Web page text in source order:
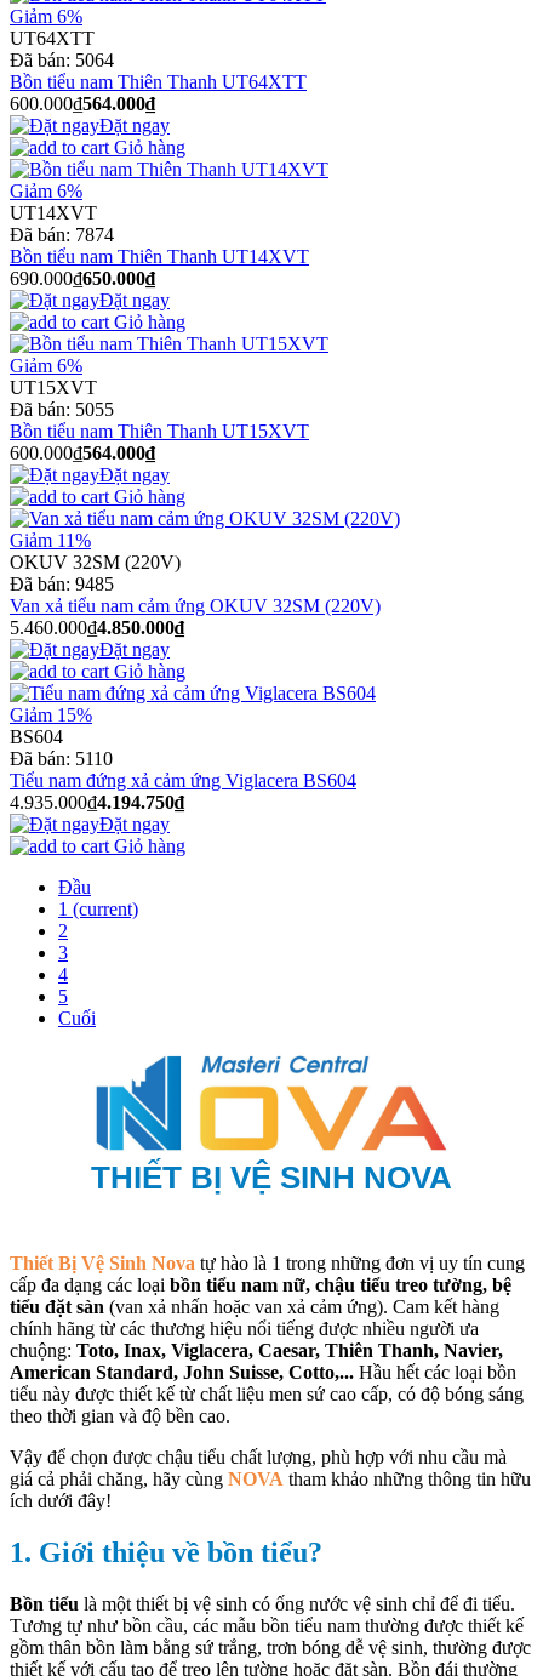
Giảm 6%
UT64XTT
Đã bán: 5064
Bồn tiểu nam Thiên Thanh UT64XTT
600.000₫564.000₫
Đặt ngay
Giỏ hàng
Giảm 6%
UT14XVT
Đã bán: 7874
Bồn tiểu nam Thiên Thanh UT14XVT
690.000₫650.000₫
Đặt ngay
Giỏ hàng
Giảm 6%
UT15XVT
Đã bán: 5055
Bồn tiểu nam Thiên Thanh UT15XVT
600.000₫564.000₫
Đặt ngay
Giỏ hàng
Giảm 11%
OKUV 32SM (220V)
Đã bán: 9485
Van xả tiểu nam cảm ứng OKUV 32SM (220V)
5.460.000₫4.850.000₫
Đặt ngay
Giỏ hàng
Giảm 15%
BS604
Đã bán: 5110
Tiểu nam đứng xả cảm ứng Viglacera BS604
4.935.000₫4.194.750₫
Đặt ngay
Giỏ hàng
Đầu
1 (current)
2
3
4
5
Cuối
THIẾT BỊ VỆ SINH NOVA
Thiết Bị Vệ Sinh Nova tự hào là 1 trong những đơn vị uy tín cung
cấp đa dạng các loại bồn tiểu nam nữ, chậu tiểu treo tường, bệ
tiểu đặt sàn (van xả nhấn hoặc van xả cảm ứng). Cam kết hàng
chính hãng từ các thương hiệu nổi tiếng được nhiều người ưa
chuộng: Toto, Inax, Viglacera, Caesar, Thiên Thanh, Navier,
American Standard, John Suisse, Cotto,... Hầu hết các loại bồn
tiểu này được thiết kế từ chất liệu men sứ cao cấp, có độ bóng sáng
theo thời gian và độ bền cao.
Vậy để chọn được chậu tiểu chất lượng, phù hợp với nhu cầu mà
giá cả phải chăng, hãy cùng NOVA tham khảo những thông tin hữu
ích dưới đây!
1. Giới thiệu về bồn tiểu?
Bồn tiểu là một thiết bị vệ sinh có ống nước vệ sinh chỉ để đi tiểu.
Tương tự như bồn cầu, các mẫu bồn tiểu nam thường được thiết kế
gồm thân bồn làm bằng sứ trắng, trơn bóng dễ vệ sinh, thường được
thiết kế với cấu tạo để treo lên tường hoặc đặt sàn. Bồn đái thường